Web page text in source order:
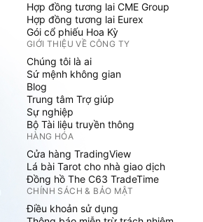
Hợp đồng tương lai CME Group
Hợp đồng tương lai Eurex
Gói cổ phiếu Hoa Kỳ
GIỚI THIỆU VỀ CÔNG TY
Chúng tôi là ai
Sứ mệnh không gian
Blog
Trung tâm Trợ giúp
Sự nghiệp
Bộ Tài liệu truyền thông
HÀNG HÓA
Cửa hàng TradingView
Lá bài Tarot cho nhà giao dịch
Đồng hồ The C63 TradeTime
CHÍNH SÁCH & BẢO MẬT
Điều khoản sử dụng